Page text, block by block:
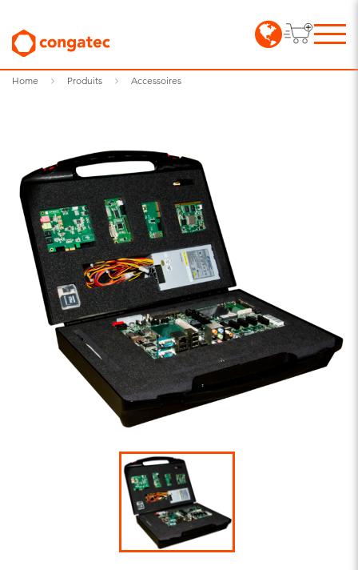
Home Produits Accessoires